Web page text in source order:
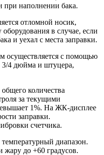
наполнении бака.
отломной носик,
в случае, если
и уехал с места заправки.
осуществляется с помощью
3/4 дюйма и штуцера,
количества
за текущими
1%. На ЖК-дисплее
заправки.
счетчика.
диапазон.
жару до +60 градусов.